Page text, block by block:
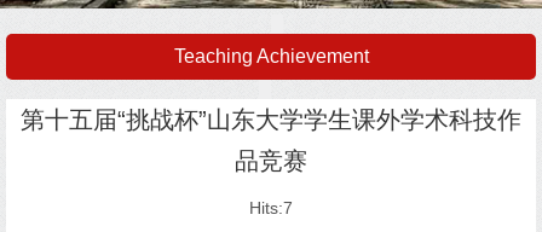
Teaching Achievement
第十五届“挑战杯”山东大学学生课外学术科技作
品竞赛
Hits:7